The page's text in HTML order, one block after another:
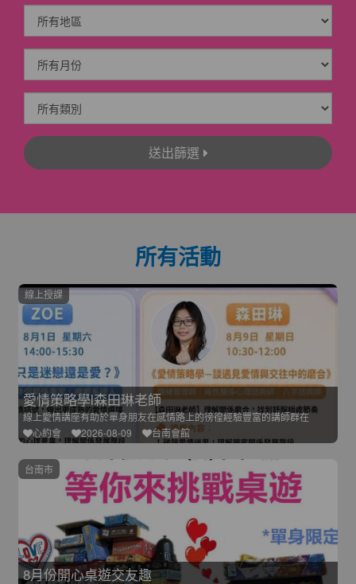
送出篩選
所有活動
愛情策略學l森田琳老師
線上愛情講座有助於單身朋友在感情路上的徬徨經驗豐富的講師群在
心約會
2026-08-09 台南會館
線上授課
8月份開心桌遊交友趣
台南市